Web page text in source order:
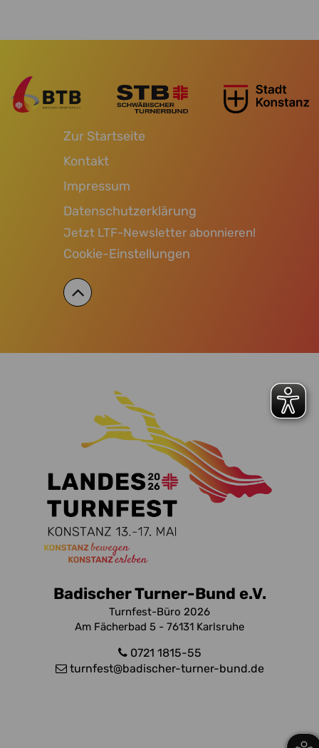
Zur Startseite
Kontakt
Impressum
Datenschutzerklärung
Jetzt LTF-Newsletter abonnieren!
Cookie-Einstellungen
Badischer Turner-Bund e.V.
Turnfest-Büro 2026
Am Fächerbad 5 - 76131 Karlsruhe
0721 1815-55
turnfest@badischer-turner-bund.de